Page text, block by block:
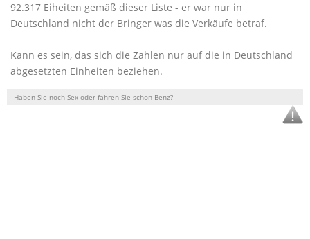
92.317 Eiheiten gemäß dieser Liste - er war nur in
Deutschland nicht der Bringer was die Verkäufe betraf.
Kann es sein, das sich die Zahlen nur auf die in Deutschland
abgesetzten Einheiten beziehen.
Haben Sie noch Sex oder fahren Sie schon Benz?